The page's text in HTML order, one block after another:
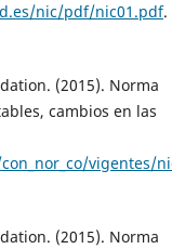
nic/pdf/nic01.pdf.
(2015). Norma
cambios en las
vigentes/
(2015). Norma